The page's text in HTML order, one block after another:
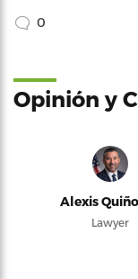
0
Opinión y
Alexis
Lawyer